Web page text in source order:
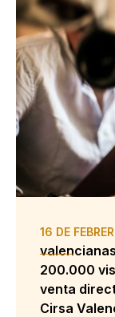
16 DE
200.000
venta
Cirsa